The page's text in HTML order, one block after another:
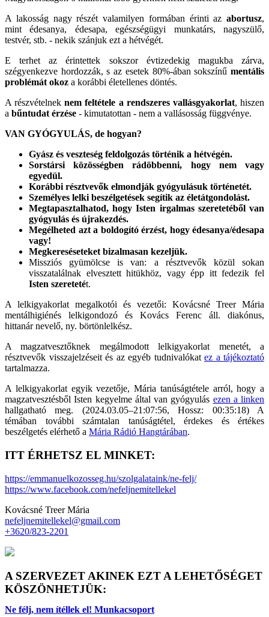
A lakosság nagy részét valamilyen formában érinti az abortusz,
mint édesanya, édesapa, egészségügyi munkatárs, nagyszülő,
testvér, stb. - nekik szánjuk ezt a hétvégét.
E terhet az érintettek sokszor évtizedekig magukba zárva,
szégyenkezve hordozzák, s az esetek 80%-ában sokszínű mentális
problémát okoz a korábbi életellenes döntés.
A részvételnek nem feltétele a rendszeres vallásgyakorlat, hiszen
a bűntudat érzése - kimutatottan - nem a vallásosság függvénye.
VAN GYÓGYULÁS, de hogyan?
Gyász és veszteség feldolgozás történik a hétvégén.
Sorstársi közösségben rádöbbenni, hogy nem vagy
egyedül.
Korábbi résztvevők elmondják gyógyulásuk történetét.
Személyes lelki beszélgetések segítik az életátgondolást.
Megtapasztalhatod, hogy Isten irgalmas szeretetéből van
gyógyulás és újrakezdés.
Megélheted azt a boldogító érzést, hogy édesanya/édesapa
vagy!
Megkereséseteket bizalmasan kezeljük.
Missziós gyümölcse is van: a résztvevők közül sokan
visszatalálnak elvesztett hitükhöz, vagy épp itt fedezik fel
Isten szeretetét.
A lelkigyakorlat megalkotói és vezetői: Kovácsné Treer Mária
mentálhigiénés lelkigondozó és Kovács Ferenc áll. diakónus,
hittanár nevelő, ny. börtönlelkész.
A magzatvesztőknek megálmodott lelkigyakorlat menetét, a
résztvevők visszajelzéseit és az egyéb tudnivalókat ez a tájékoztató
tartalmazza.
A lelkigyakorlat egyik vezetője, Mária tanúságtétele arról, hogy a
magzatvesztésből Isten kegyelme által van gyógyulás ezen a linken
hallgatható meg. (2024.03.05–21:07:56, Hossz: 00:35:18) A
témában további számtalan tanúságtétel, érdekes és értékes
beszélgetés elérhető a Mária Rádió Hangtárában.
ITT ÉRHETSZ EL MINKET:
https://emmanuelkozosseg.hu/szolgalataink/ne-felj/
https://www.facebook.com/nefeljnemitellekel
Kovácsné Treer Mária
nefeljnemitellekel@gmail.com
+3620/823-2201
A SZERVEZET AKINEK EZT A LEHETŐSÉGET
KÖSZÖNHETJÜK:
Ne félj, nem ítéllek el! Munkacsoport